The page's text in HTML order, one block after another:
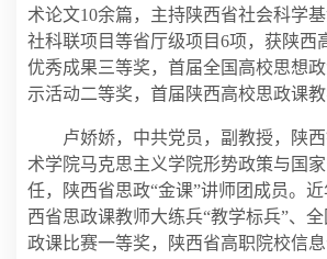
术论文10余篇，主持陕西省社会科学
社科联项目等省厅级项目6项，获陕西
优秀成果三等奖，首届全国高校思想
示活动二等奖，首届陕西高校思政课教
卢娇娇，中共党员，副教授，陕
术学院马克思主义学院形势政策与国
任，陕西省思政“金课”讲师团成员。
西省思政课教师大练兵“教学标兵”、
政课比赛一等奖，陕西省高职院校信